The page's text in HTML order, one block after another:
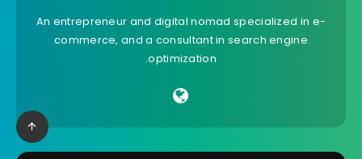
An entrepreneur and digital nomad specialized in e-
commerce, and a consultant in search engine
optimization.